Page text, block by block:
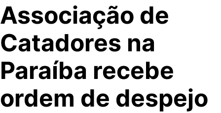
Associação de
Catadores na
Paraíba recebe
ordem de despejo